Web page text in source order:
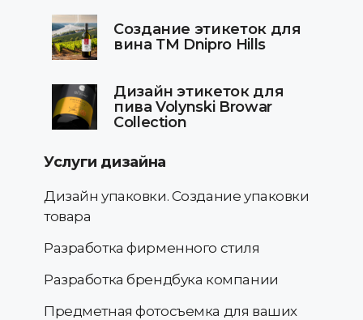
Создание этикеток для
вина ТМ Dnipro Hills
Дизайн этикеток для
пива Volynski Browar
Collection
Услуги дизайна
Дизайн упаковки. Создание упаковки
товара
Разработка фирменного стиля
Разработка брендбука компании
Предметная фотосъемка для ваших